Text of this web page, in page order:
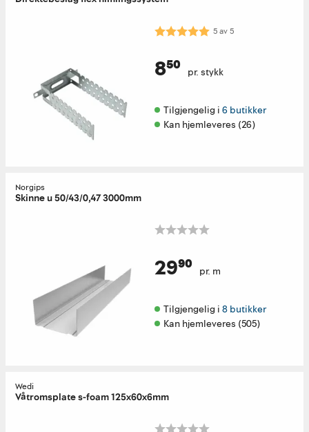
Karakter: 5.0 av 5 mulige
5av5
8⁵⁰ pr. stykk
Tilgjengelig i 6 butikker
Kan hjemleveres (26)
Norgips
Skinne u 50/43/0,47 3000mm
29⁹⁰ pr. m
Tilgjengelig i 8 butikker
Kan hjemleveres (505)
Wedi
Våtromsplate s-foam 125x60x6mm